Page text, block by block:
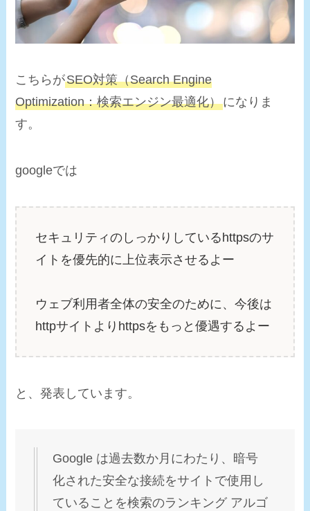
こちらがSEO対策（Search Engine
Optimization：検索エンジン最適化）になりま
す。
googleでは
セキュリティのしっかりしているhttpsのサ
イトを優先的に上位表示させるよー
ウェブ利用者全体の安全のために、今後は
httpサイトよりhttpsをもっと優遇するよー
と、発表しています。
Google は過去数か月にわたり、暗号
化された安全な接続をサイトで使用し
ていることを検索のランキング アルゴ